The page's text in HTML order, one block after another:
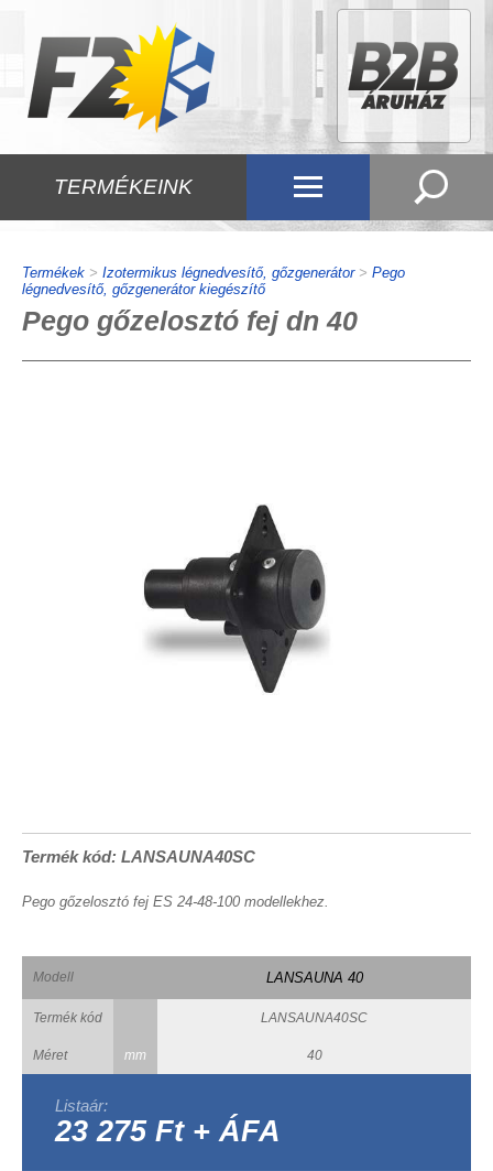
TERMÉKEINK
Termékek > Izotermikus légnedvesítő, gőzgenerátor> Pego
légnedvesítő, gőzgenerátor kiegészítő
Pego gőzelosztó fej dn 40
Termék kód: LANSAUNA40SC
Pego gőzelosztó fej ES 24-48-100 modellekhez.
Modell LANSAUNA 40
Termék kód LANSAUNA40SC
Méret mm 40
Listaár:
23 275 Ft + ÁFA